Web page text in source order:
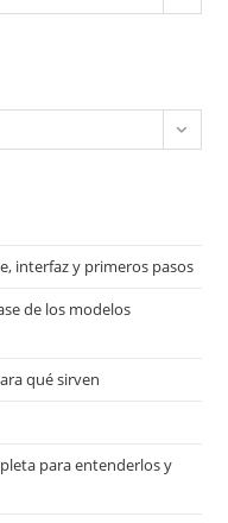
interfaz y primeros pasos
de los modelos
qué sirven
para entenderlos y